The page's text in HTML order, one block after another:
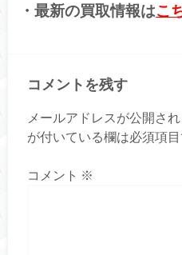
・最新の買取情報はこ
コメントを残す
メールアドレスが公開さ
が付いている欄は必須項
コメント ※